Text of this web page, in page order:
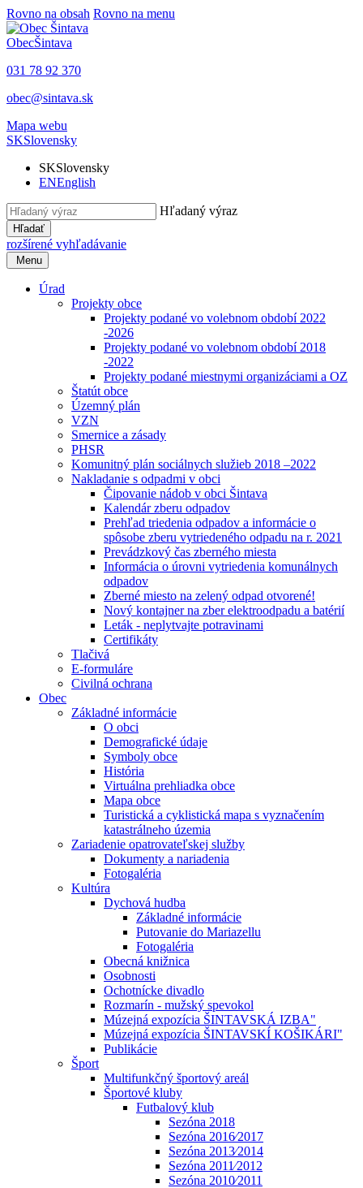
Rovno na obsah Rovno na menu
ObecŠintava
031 78 92 370
obec@sintava.sk
Mapa webu
SKSlovensky
SKSlovensky
ENEnglish
Hľadaný výraz
Hľadať
rozšírené vyhľadávanie
Menu
Úrad
Projekty obce
Projekty podané vo volebnom období 2022
-2026
Projekty podané vo volebnom období 2018
-2022
Projekty podané miestnymi organizáciami a OZ
Štatút obce
Územný plán
VZN
Smernice a zásady
PHSR
Komunitný plán sociálnych služieb 2018 –2022
Nakladanie s odpadmi v obci
Čipovanie nádob v obci Šintava
Kalendár zberu odpadov
Prehľad triedenia odpadov a informácie o
spôsobe zberu vytriedeného odpadu na r. 2021
Prevádzkový čas zberného miesta
Informácia o úrovni vytriedenia komunálnych
odpadov
Zberné miesto na zelený odpad otvorené!
Nový kontajner na zber elektroodpadu a batérií
Leták - neplytvajte potravinami
Certifikáty
Tlačivá
E-formuláre
Civilná ochrana
Obec
Základné informácie
O obci
Demografické údaje
Symboly obce
História
Virtuálna prehliadka obce
Mapa obce
Turistická a cyklistická mapa s vyznačením
katastrálneho územia
Zariadenie opatrovateľskej služby
Dokumenty a nariadenia
Fotogaléria
Kultúra
Dychová hudba
Základné informácie
Putovanie do Mariazellu
Fotogaléria
Obecná knižnica
Osobnosti
Ochotnícke divadlo
Rozmarín - mužský spevokol
Múzejná expozícia ŠINTAVSKÁ IZBA"
Múzejná expozícia ŠINTAVSKÍ KOŠIKÁRI"
Publikácie
Šport
Multifunkčný športový areál
Športové kluby
Futbalový klub
Sezóna 2018
Sezóna 2016⁄2017
Sezóna 2013⁄2014
Sezóna 2011⁄2012
Sezóna 2010⁄2011